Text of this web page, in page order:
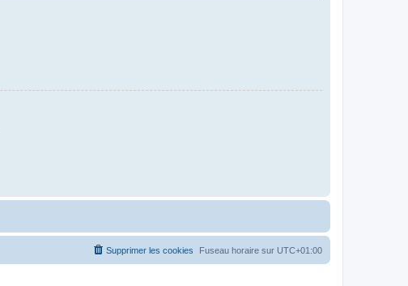
Fuseau horaire sur UTC+01:00
Supprimer les cookies